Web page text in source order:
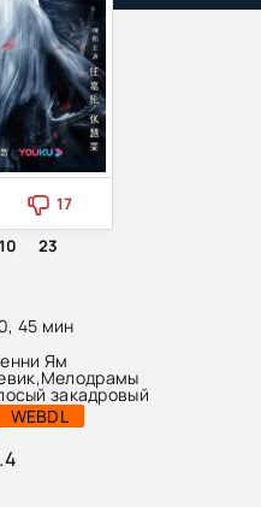
45 мин
Ям
,Мелодрамы
закадровый
WEBDL
17
23